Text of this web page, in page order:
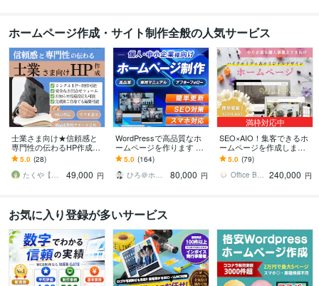
ホームページ作成・サイト制作全般の人気サービス
士業さま向け★信頼感と
専門性の伝わるHP作成し
ます 弁護士様、司法書士
様、行政書士様、社労士
様、税理士様向けに！
5.0 (28)
たくや【WEB制作 G_conure】
49,000 円
WordPressで高品質なホ
ームページを作ります シ
ンプル/SEO/ホームペー
ジ/おしゃれ/スタイリッシ
ュ
5.0 (164)
ひろ＠ホームページ制作
80,000 円
満枠対応中
SEO×AIO！集客できるホ
ームページを作成します
★ 初心者歓迎！オリジナ
ルデザイン！簡単更新！
オシャレなＨＰ
5.0 (79)
Office Bouquetgarni 240,000 円
お気に入り登録が多いサービス